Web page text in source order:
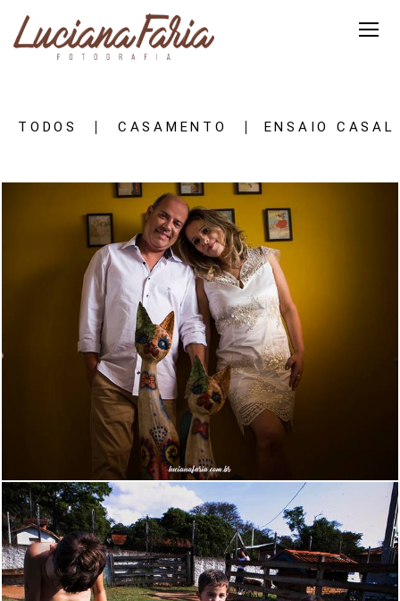
TODOS CASAMENTO ENSAIO CASAL
3465 56